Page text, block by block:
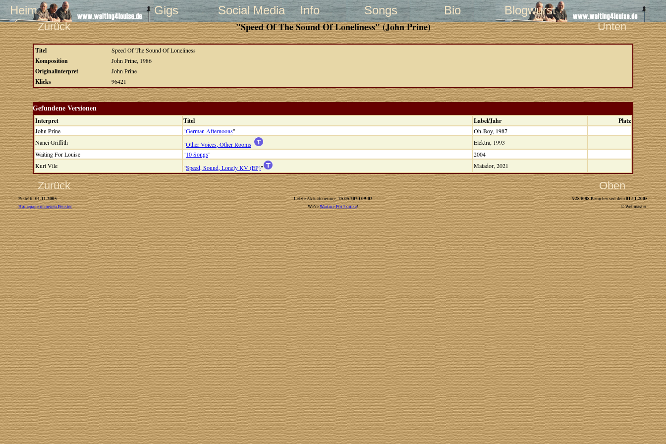
Heim Gigs Social Media Info Songs Bio Blogwurst
Zurück "Speed Of The Sound Of Loneliness" (John Prine) Unten
Titel Speed Of The Sound Of Loneliness
Komposition John Prine, 1986
Originalinterpret John Prine
Klicks 96421
Gefundene Versionen
Interpret Titel Label/Jahr Platz
John Prine "German Afternoons"
Oh-Boy, 1987
Nanci Griffith
"Other Voices, Other Rooms"
Elektra, 1993
Waiting For Louise
"10 Songs"
2004
Kurt Vile
"Speed, Sound, Lonely KV (EP)" Matador, 2021
Zurück Oben
Erstellt:01.11.2005 Letzte Aktualisierung:25.05.2023 09:03 9284088Besucher seit dem01.11.2005
Homepage im neuen Fenster We’reWaiting For Louise! © Webmaster: